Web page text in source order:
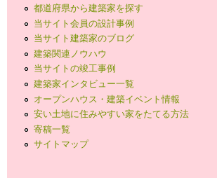
都道府県から建築家を探す
当サイト会員の設計事例
当サイト建築家のブログ
建築関連ノウハウ
当サイトの竣工事例
建築家インタビュー一覧
オープンハウス・建築イベント情報
安い土地に住みやすい家をたてる方法
寄稿一覧
サイトマップ